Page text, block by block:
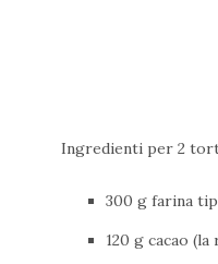
Ingredienti per 2
300 g farina
120 g cacao